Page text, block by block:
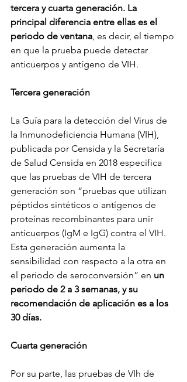
tercera y cuarta generación. La
principal diferencia entre ellas es el
periodo de ventana , es decir, el tiempo
en que la prueba puede detectar
anticuerpos y antígeno de VIH.
Tercera generación
La Guía para la detección del Virus de
la Inmunodeficiencia Humana (VIH),
publicada por Censida y la Secretaría
de Salud Censida en 2018 especifica
que las pruebas de VIH de tercera
generación son “pruebas que utilizan
péptidos sintéticos o antígenos de
proteínas recombinantes para unir
anticuerpos (IgM e IgG) contra el VIH.
Esta generación aumenta la
sensibilidad con respecto a la otra en
el periodo de seroconversión” en un
periodo de 2 a 3 semanas, y su
recomendación de aplicación es a los
30 días.
Cuarta generación
Por su parte, las pruebas de VIh de